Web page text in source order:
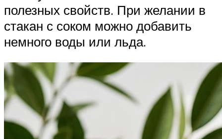
полезных свойств. При желании в
стакан с соком можно добавить
немного воды или льда.